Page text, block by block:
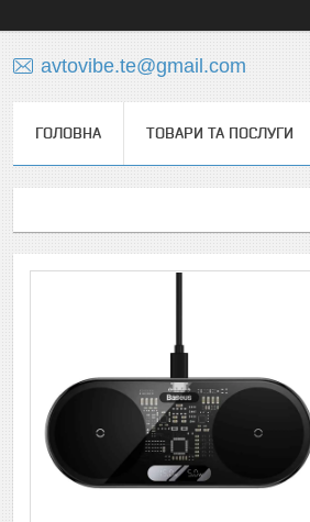
avtovibe.te@gmail.com
ГОЛОВНА ТОВАРИ ТА ПОСЛУГИ